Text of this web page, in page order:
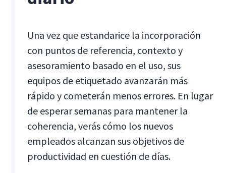
Una vez que estandarice la incorporación
con puntos de referencia, contexto y
asesoramiento basado en el uso, sus
equipos de etiquetado avanzarán más
rápido y cometerán menos errores. En lugar
de esperar semanas para mantener la
coherencia, verás cómo los nuevos
empleados alcanzan sus objetivos de
productividad en cuestión de días.